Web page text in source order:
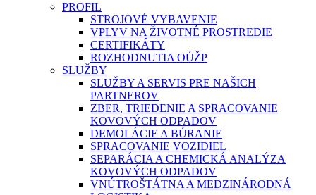
PROFIL
STROJOVÉ VYBAVENIE
VPLYV NA ŽIVOTNÉ PROSTREDIE
CERTIFIKÁTY
ROZHODNUTIA OÚŽP
SLUŽBY
SLUŽBY A SERVIS PRE NAŠICH
PARTNEROV
ZBER, TRIEDENIE A SPRACOVANIE
KOVOVÝCH ODPADOV
DEMOLÁCIE A BÚRANIE
SPRACOVANIE VOZIDIEL
SEPARÁCIA A CHEMICKÁ ANALÝZA
KOVOVÝCH ODPADOV
VNÚTROŠTÁTNA A MEDZINÁRODNÁ